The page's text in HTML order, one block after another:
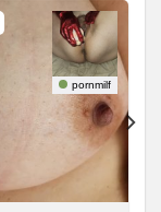
pornmilf